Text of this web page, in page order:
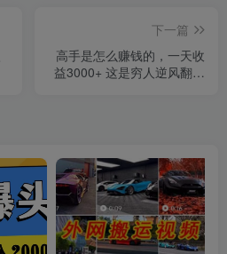
下一篇
高手是怎么赚钱的，一天收
益3000+ 这是穷人逆风翻盘